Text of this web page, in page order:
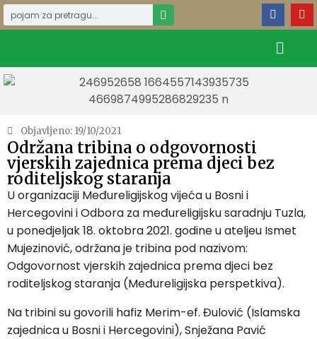
Objavljeno: 19/10/2021
Održana tribina o odgovornosti
vjerskih zajednica prema djeci bez
roditeljskog staranja
U organizaciji Međureligijskog vijeća u Bosni i
Hercegovini i Odbora za međureligijsku saradnju Tuzla,
u ponedjeljak 18. oktobra 2021. godine u ateljeu Ismet
Mujezinović, održana je tribina pod nazivom:
Odgovornost vjerskih zajednica prema djeci bez
roditeljskog staranja (Međureligijska perspetkiva).
Na tribini su govorili hafiz Merim-ef. Đulović (Islamska
zajednica u Bosni i Hercegovini), Snježana Pavić